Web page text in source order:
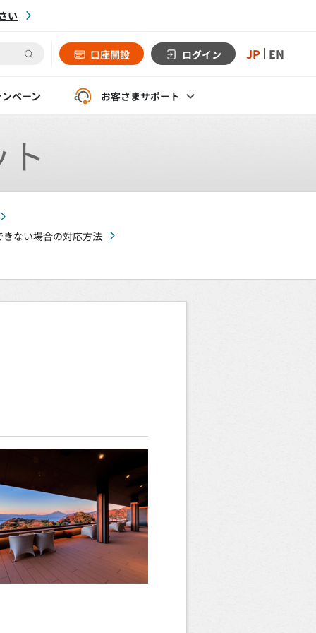
い
口座開設 ログイン JP EN
ペーン お客さまサポート
きない場合の対応方法